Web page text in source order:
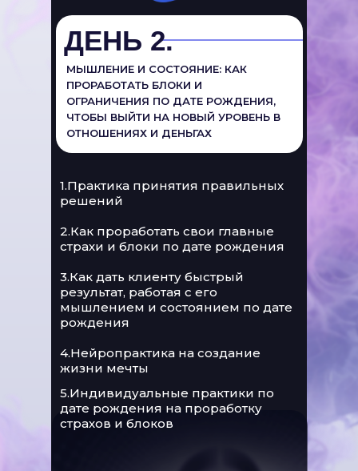
1.Практика принятия правильных
решений
2.Как проработать свои главные
страхи и блоки по дате рождения
3.Как дать клиенту быстрый
результат, работая с его
мышлением и состоянием по дате
рождения
4.Нейропрактика на создание
жизни мечты
5.Индивидуальные практики по
дате рождения на проработку
страхов и блоков
МЫШЛЕНИЕ И СОСТОЯНИЕ: КАК
ПРОРАБОТАТЬ БЛОКИ И
ОГРАНИЧЕНИЯ ПО ДАТЕ РОЖДЕНИЯ,
ЧТОБЫ ВЫЙТИ НА НОВЫЙ УРОВЕНЬ В
ОТНОШЕНИЯХ И ДЕНЬГАХ
ДЕНЬ 2.